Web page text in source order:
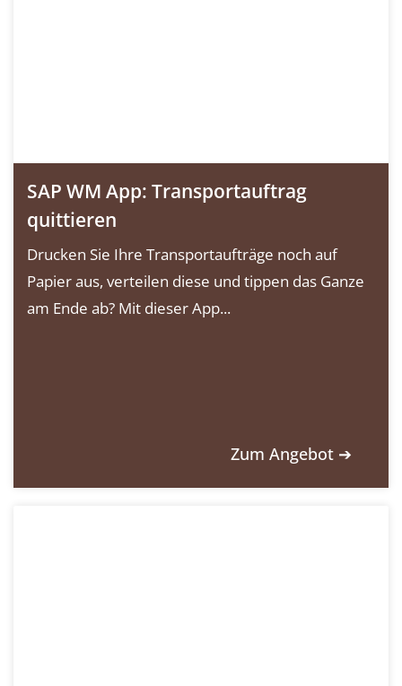
SAP WM App: Transportauftrag
quittieren
Drucken Sie Ihre Transportaufträge noch auf
Papier aus, verteilen diese und tippen das Ganze
am Ende ab? Mit dieser App...
Zum Angebot ➔